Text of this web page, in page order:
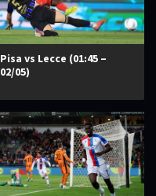
Pisa vs Lecce (01:45 –
02/05)